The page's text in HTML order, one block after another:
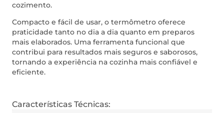
cozimento.
Compacto e fácil de usar, o termômetro oferece
praticidade tanto no dia a dia quanto em preparos
mais elaborados. Uma ferramenta funcional que
contribui para resultados mais seguros e saborosos,
tornando a experiência na cozinha mais confiável e
eficiente.
Características Técnicas: